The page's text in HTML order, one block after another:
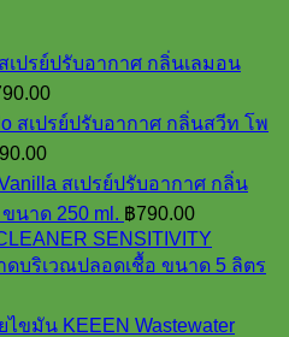
เปรย์ปรับอากาศ กลิ่นเลมอน
สเปรย์ปรับอากาศ กลิ่นสวีท โพ
สเปรย์ปรับอากาศ กลิ่น
นาด 250 ml. ฿790.00
SENSITIVITY
บริเวณปลอดเชื้อ ขนาด 5 ลิตร
ขมัน KEEEN Wastewater